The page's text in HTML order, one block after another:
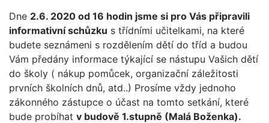
Dne 2.6. 2020 od 16 hodin jsme si pro Vás připravili
informativní schůzku s třídními učitelkami, na které
budete seznámeni s rozdělením dětí do tříd a budou
Vám předány informace týkající se nástupu Vašich dětí
do školy ( nákup pomůcek, organizační záležitosti
prvních školních dnů, atd..) Prosíme vždy jednoho
zákonného zástupce o účast na tomto setkání, které
bude probíhat v budově 1.stupně (Malá Boženka).